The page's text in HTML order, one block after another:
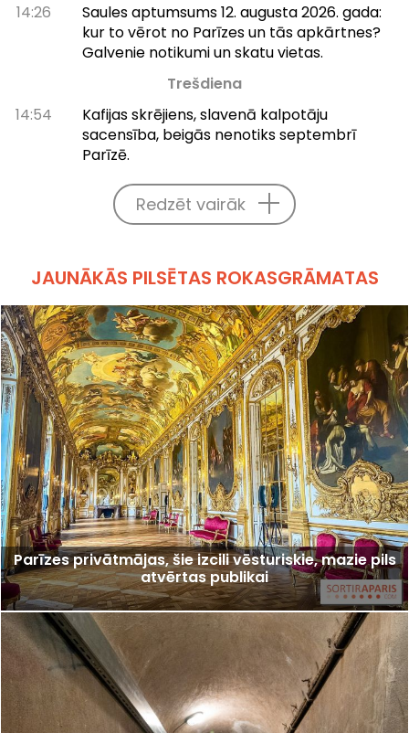
14:26
Saules aptumsums 12. augusta 2026. gada:
kur to vērot no Parīzes un tās apkārtnes?
Galvenie notikumi un skatu vietas.
Trešdiena
14:54
Kafijas skrējiens, slavenā kalpotāju
sacensība, beigās nenotiks septembrī
Parīzē.
Redzēt vairāk
JAUNĀKĀS PILSĒTAS ROKASGRĀMATAS
Parīzes privātmājas, šie izcili vēsturiskie, mazie pils
atvērtas publikai